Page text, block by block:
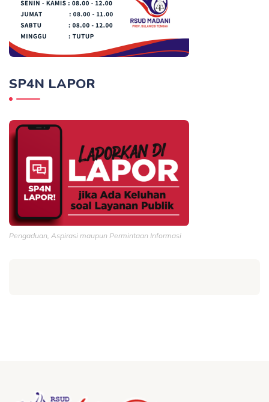
SP4N LAPOR
Pengaduan, Aspirasi maupun Permintaan Informasi